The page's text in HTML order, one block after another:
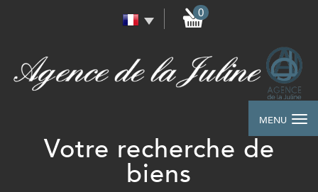
0
MENU
votre recherche de
biens